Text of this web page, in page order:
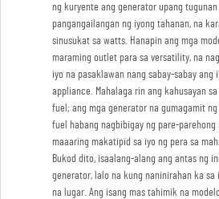
ng kuryente ang generator upang tugunan
pangangailangan ng iyong tahanan, na
sinusukat sa watts. Hanapin ang mga
maraming outlet para sa versatility, na
iyo na pasaklawan nang sabay-sabay ang
appliance. Mahalaga rin ang kahusayan
fuel; ang mga generator na gumagamit
fuel habang nagbibigay ng pare-
maaaring makatipid sa iyo ng pera sa
Bukod dito, isaalang-alang ang antas ng
generator, lalo na kung naninirahan ka sa
na lugar. Ang isang mas tahimik na